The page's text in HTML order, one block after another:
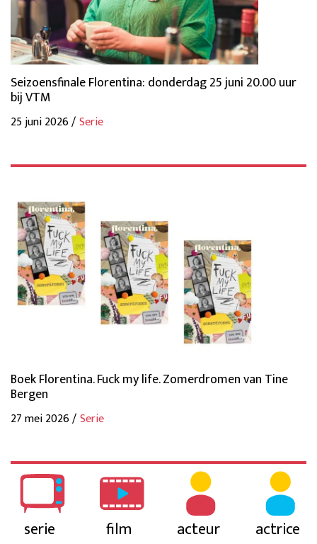
Seizoensfinale Florentina: donderdag 25 juni 20.00 uur
bij VTM
25 juni 2026 /Serie
Boek Florentina. Fuck my life. Zomerdromen van Tine
Bergen
27 mei 2026 /Serie
serie film acteur actrice